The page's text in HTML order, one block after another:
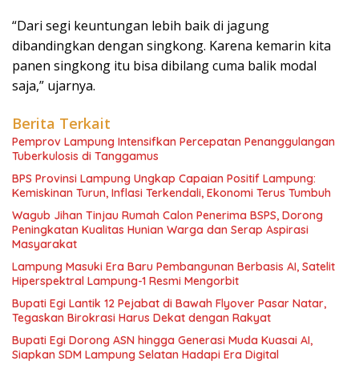
“Dari segi keuntungan lebih baik di jagung
dibandingkan dengan singkong. Karena kemarin kita
panen singkong itu bisa dibilang cuma balik modal
saja,” ujarnya.
Berita Terkait
Pemprov Lampung Intensifkan Percepatan Penanggulangan
Tuberkulosis di Tanggamus
BPS Provinsi Lampung Ungkap Capaian Positif Lampung:
Kemiskinan Turun, Inflasi Terkendali, Ekonomi Terus Tumbuh
Wagub Jihan Tinjau Rumah Calon Penerima BSPS, Dorong
Peningkatan Kualitas Hunian Warga dan Serap Aspirasi
Masyarakat
Lampung Masuki Era Baru Pembangunan Berbasis AI, Satelit
Hiperspektral Lampung-1 Resmi Mengorbit
Bupati Egi Lantik 12 Pejabat di Bawah Flyover Pasar Natar,
Tegaskan Birokrasi Harus Dekat dengan Rakyat
Bupati Egi Dorong ASN hingga Generasi Muda Kuasai AI,
Siapkan SDM Lampung Selatan Hadapi Era Digital